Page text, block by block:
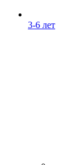
3-6 лет